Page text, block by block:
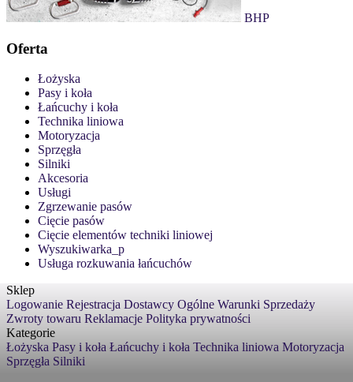
BHP
Oferta
Łożyska
Pasy i koła
Łańcuchy i koła
Technika liniowa
Motoryzacja
Sprzęgła
Silniki
Akcesoria
Usługi
Zgrzewanie pasów
Cięcie pasów
Cięcie elementów techniki liniowej
Wyszukiwarka_p
Usługa rozkuwania łańcuchów
Sklep
Logowanie Rejestracja Dostawcy Ogólne Warunki Sprzedaży
Zwroty towaru Reklamacje Polityka prywatności
Kategorie
Łożyska Pasy i koła Łańcuchy i koła Technika liniowa Motoryzacja
Sprzęgła Silniki